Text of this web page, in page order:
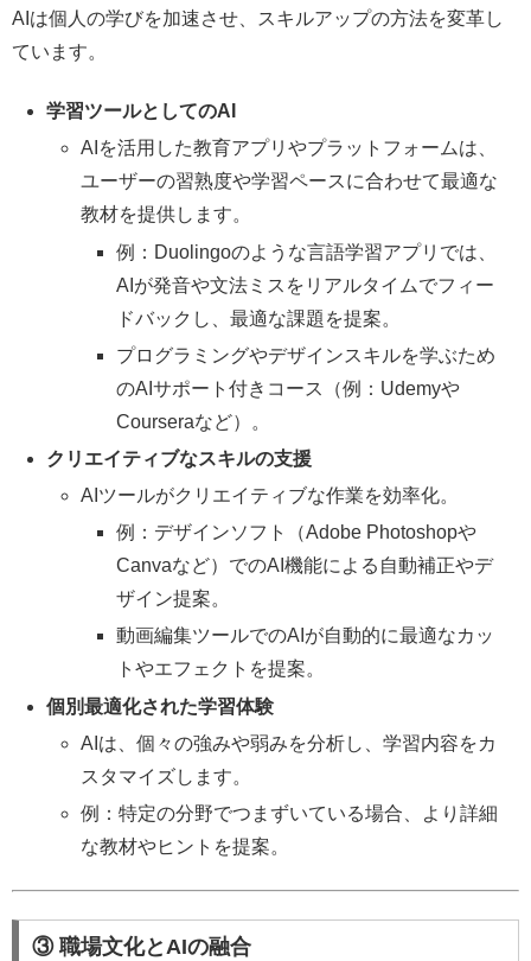
AIは個人の学びを加速させ、スキルアップの方法を変革し
ています。
学習ツールとしてのAI
AIを活用した教育アプリやプラットフォームは、
ユーザーの習熟度や学習ペースに合わせて最適な
教材を提供します。
例：Duolingoのような言語学習アプリでは、
AIが発音や文法ミスをリアルタイムでフィー
ドバックし、最適な課題を提案。
プログラミングやデザインスキルを学ぶため
のAIサポート付きコース（例：Udemyや
Courseraなど）。
クリエイティブなスキルの支援
AIツールがクリエイティブな作業を効率化。
例：デザインソフト（Adobe Photoshopや
Canvaなど）でのAI機能による自動補正やデ
ザイン提案。
動画編集ツールでのAIが自動的に最適なカッ
トやエフェクトを提案。
個別最適化された学習体験
AIは、個々の強みや弱みを分析し、学習内容をカ
スタマイズします。
例：特定の分野でつまずいている場合、より詳細
な教材やヒントを提案。
③ 職場文化とAIの融合